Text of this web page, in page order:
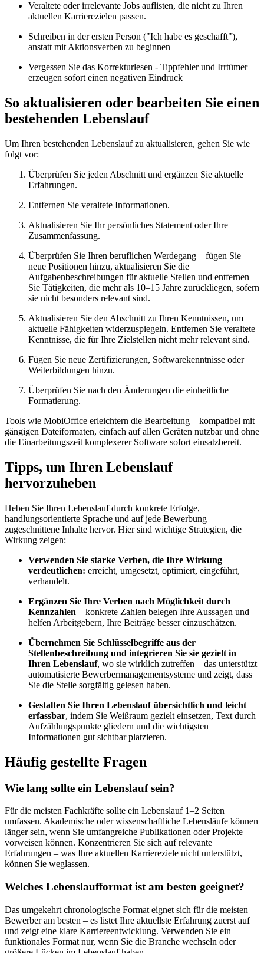
Veraltete oder irrelevante Jobs auflisten, die nicht zu Ihren
aktuellen Karrierezielen passen.
Schreiben in der ersten Person ("Ich habe es geschafft"),
anstatt mit Aktionsverben zu beginnen
Vergessen Sie das Korrekturlesen - Tippfehler und Irrtümer
erzeugen sofort einen negativen Eindruck
So aktualisieren oder bearbeiten Sie einen
bestehenden Lebenslauf
Um Ihren bestehenden Lebenslauf zu aktualisieren, gehen Sie wie
folgt vor:
Überprüfen Sie jeden Abschnitt und ergänzen Sie aktuelle
Erfahrungen.
Entfernen Sie veraltete Informationen.
Aktualisieren Sie Ihr persönliches Statement oder Ihre
Zusammenfassung.
Überprüfen Sie Ihren beruflichen Werdegang – fügen Sie
neue Positionen hinzu, aktualisieren Sie die
Aufgabenbeschreibungen für aktuelle Stellen und entfernen
Sie Tätigkeiten, die mehr als 10–15 Jahre zurückliegen, sofern
sie nicht besonders relevant sind.
Aktualisieren Sie den Abschnitt zu Ihren Kenntnissen, um
aktuelle Fähigkeiten widerzuspiegeln. Entfernen Sie veraltete
Kenntnisse, die für Ihre Zielstellen nicht mehr relevant sind.
Fügen Sie neue Zertifizierungen, Softwarekenntnisse oder
Weiterbildungen hinzu.
Überprüfen Sie nach den Änderungen die einheitliche
Formatierung.
Tools wie MobiOffice erleichtern die Bearbeitung – kompatibel mit
gängigen Dateiformaten, einfach auf allen Geräten nutzbar und ohne
die Einarbeitungszeit komplexerer Software sofort einsatzbereit.
Tipps, um Ihren Lebenslauf
hervorzuheben
Heben Sie Ihren Lebenslauf durch konkrete Erfolge,
handlungsorientierte Sprache und auf jede Bewerbung
zugeschnittene Inhalte hervor. Hier sind wichtige Strategien, die
Wirkung zeigen:
Verwenden Sie starke Verben, die Ihre Wirkung
verdeutlichen: erreicht, umgesetzt, optimiert, eingeführt,
verhandelt.
Ergänzen Sie Ihre Verben nach Möglichkeit durch
Kennzahlen – konkrete Zahlen belegen Ihre Aussagen und
helfen Arbeitgebern, Ihre Beiträge besser einzuschätzen.
Übernehmen Sie Schlüsselbegriffe aus der
Stellenbeschreibung und integrieren Sie sie gezielt in
Ihren Lebenslauf, wo sie wirklich zutreffen – das unterstützt
automatisierte Bewerbermanagementsysteme und zeigt, dass
Sie die Stelle sorgfältig gelesen haben.
Gestalten Sie Ihren Lebenslauf übersichtlich und leicht
erfassbar, indem Sie Weißraum gezielt einsetzen, Text durch
Aufzählungspunkte gliedern und die wichtigsten
Informationen gut sichtbar platzieren.
Häufig gestellte Fragen
Wie lang sollte ein Lebenslauf sein?
Für die meisten Fachkräfte sollte ein Lebenslauf 1–2 Seiten
umfassen. Akademische oder wissenschaftliche Lebensläufe können
länger sein, wenn Sie umfangreiche Publikationen oder Projekte
vorweisen können. Konzentrieren Sie sich auf relevante
Erfahrungen – was Ihre aktuellen Karriereziele nicht unterstützt,
können Sie weglassen.
Welches Lebenslaufformat ist am besten geeignet?
Das umgekehrt chronologische Format eignet sich für die meisten
Bewerber am besten – es listet Ihre aktuellste Erfahrung zuerst auf
und zeigt eine klare Karriereentwicklung. Verwenden Sie ein
funktionales Format nur, wenn Sie die Branche wechseln oder